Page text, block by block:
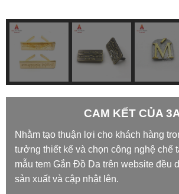
CAM KẾT CỦA
Nhằm tạo thuận lợi cho khách hàng
tưởng thiết kế và chọn công nghệ chế
mẫu tem Gắn Đồ Da trên website đều
sản xuất và cập nhật lên.